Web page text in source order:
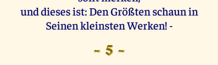
und dieses ist: Den Größten schaun in
Seinen kleinsten Werken! -
- 5 -